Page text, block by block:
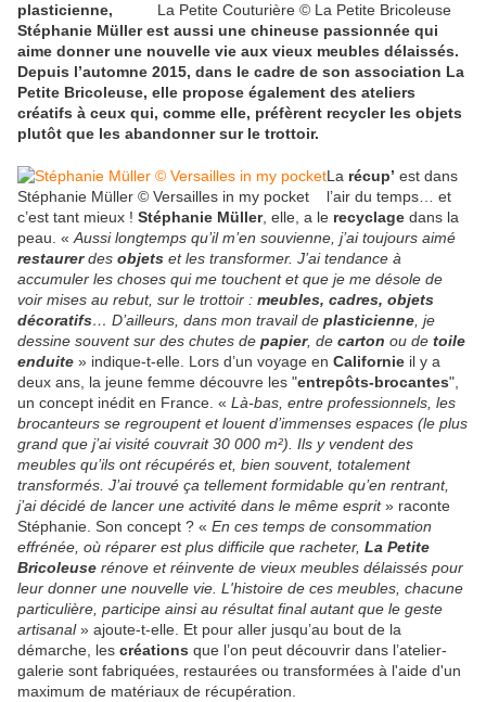
La Petite Couturière © La Petite Bricoleuse
plasticienne,
Stéphanie Müller est aussi une chineuse passionnée qui
aime donner une nouvelle vie aux vieux meubles délaissés.
Depuis l’automne 2015, dans le cadre de son association La
Petite Bricoleuse, elle propose également des ateliers
créatifs à ceux qui, comme elle, préfèrent recycler les objets
plutôt que les abandonner sur le trottoir.
Stéphanie Müller © Versailles in my pocket
La récup’ est dans
l’air du temps… et
c’est tant mieux ! Stéphanie Müller, elle, a le recyclage dans la
peau. « Aussi longtemps qu’il m’en souvienne, j’ai toujours aimé
restaurerdes objets et les transformer. J’ai tendance à
accumuler les choses qui me touchent et que je me désole de
voir mises au rebut, sur le trottoir : meubles, cadres, objets
décoratifs… D’ailleurs, dans mon travail de plasticienne , je
dessine souvent sur des chutes de papier, de carton ou de toile
enduite » indique-t-elle. Lors d’un voyage en Californie il y a
deux ans, la jeune femme découvre les "entrepôts-brocantes",
un concept inédit en France. « Là-bas, entre professionnels, les
brocanteurs se regroupent et louent d’immenses espaces (le plus
grand que j’ai visité couvrait 30 000 m²). Ils y vendent des
meubles qu’ils ont récupérés et, bien souvent, totalement
transformés. J’ai trouvé ça tellement formidable qu’en rentrant,
j’ai décidé de lancer une activité dans le même esprit» raconte
Stéphanie. Son concept ? « En ces temps de consommation
effrénée, où réparer est plus difficile que racheter, La Petite
Bricoleuse rénove et réinvente de vieux meubles délaissés pour
leur donner une nouvelle vie. L'histoire de ces meubles, chacune
particulière, participe ainsi au résultat final autant que le geste
artisanal» ajoute-t-elle. Et pour aller jusqu’au bout de la
démarche, les créations que l’on peut découvrir dans l’atelier-
galerie sont fabriquées, restaurées ou transformées à l'aide d'un
maximum de matériaux de récupération.